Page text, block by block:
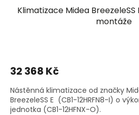
Klimatizace Midea BreezeleSS
montáže
32 368 Kč
Nástěnná klimatizace od značky
BreezeleSS E (CB1-12HRFN8-I) o
jednotka (CB1-12HFNX-O).